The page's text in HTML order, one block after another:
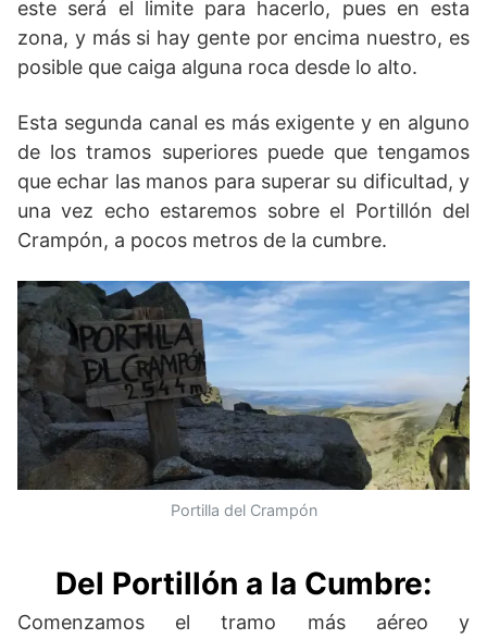
este será el limite para hacerlo, pues en esta
zona, y más si hay gente por encima nuestro, es
posible que caiga alguna roca desde lo alto.
Esta segunda canal es más exigente y en alguno
de los tramos superiores puede que tengamos
que echar las manos para superar su dificultad, y
una vez echo estaremos sobre el Portillón del
Crampón, a pocos metros de la cumbre.
Portilla del Crampón
Del Portillón a la Cumbre:
Comenzamos el tramo más aéreo y